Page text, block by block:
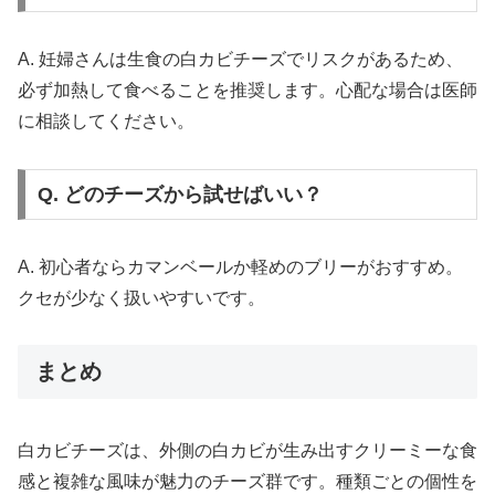
A. 妊婦さんは生食の白カビチーズでリスクがあるため、
必ず加熱して食べることを推奨します。心配な場合は医師
に相談してください。
Q. どのチーズから試せばいい？
A. 初心者ならカマンベールか軽めのブリーがおすすめ。
クセが少なく扱いやすいです。
まとめ
白カビチーズは、外側の白カビが生み出すクリーミーな食
感と複雑な風味が魅力のチーズ群です。種類ごとの個性を